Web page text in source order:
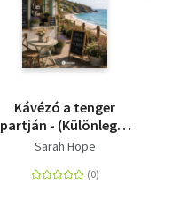
Kávézó a tenger
partján - (Különleges
kiadás)
Sarah Hope